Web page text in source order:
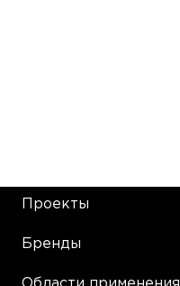
Проекты
Бренды